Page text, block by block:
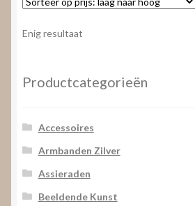
Enig resultaat
Productcategorieën
Accessoires
Armbanden Zilver
Assieraden
Beeldende Kunst